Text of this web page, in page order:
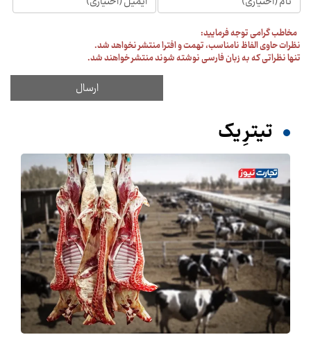
مخاطب گرامی توجه فرمایید:
نظرات حاوی الفاظ نامناسب، تهمت و افترا منتشر نخواهد شد.
تنها نظراتی که به زبان فارسی نوشته شوند منتشر خواهند شد.
تیترِ یک